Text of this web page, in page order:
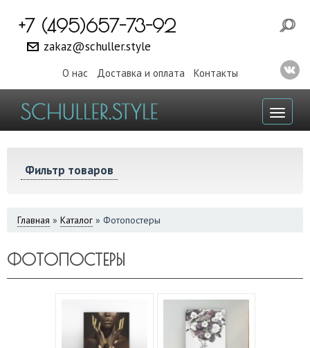
+7 (495)657-73-92
zakaz@schuller.style
О нас Доставка и оплата Контакты
Фильтр товаров
ВЫ
Главная » Каталог » Фотопостеры
ФОТОПОСТЕРЫ